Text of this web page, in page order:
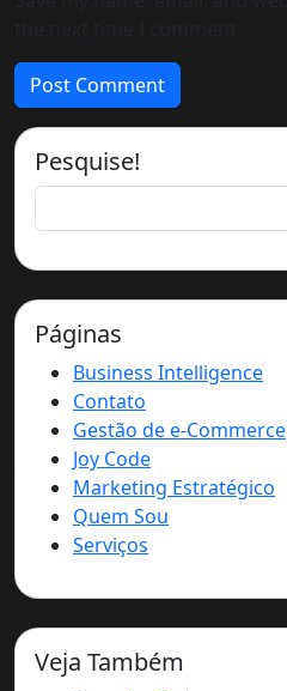
Pesquise!
Páginas
Business Intelligence
Contato
Gestão de e-Commerce
Joy Code
Marketing Estratégico
Quem Sou
Serviços
Veja Também